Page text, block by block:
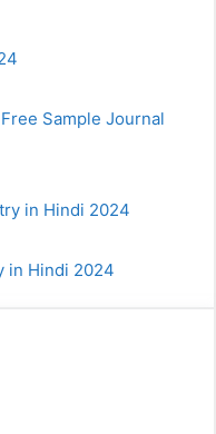
Sample Journal
in Hindi 2024
in Hindi 2024